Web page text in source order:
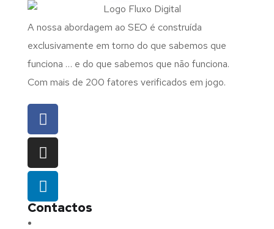
A nossa abordagem ao SEO é construída
exclusivamente em torno do que sabemos que
funciona … e do que sabemos que não funciona.
Com mais de 200 fatores verificados em jogo.
Contactos